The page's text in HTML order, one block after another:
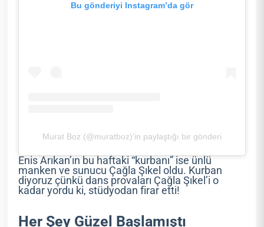
Bu gönderiyi Instagram’da gör
Murat Boz (@muratboz)’in paylaştığı bir gönderi
Enis Arıkan’ın bu haftaki “kurbanı” ise ünlü
manken ve sunucu Çağla Şıkel oldu. Kurban
diyoruz çünkü dans provaları Çağla Şıkel’i o
kadar yordu ki, stüdyodan firar etti!
Her Şey Güzel Başlamıştı